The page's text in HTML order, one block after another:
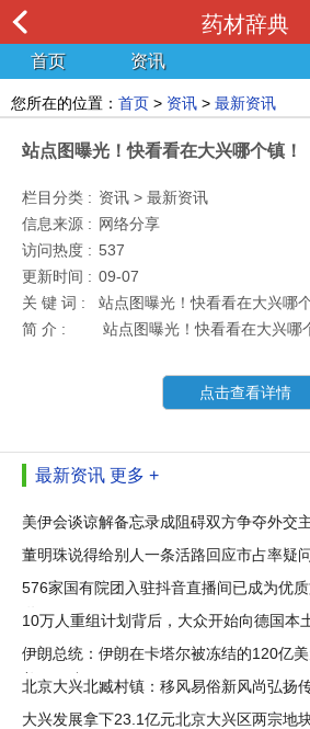
药材辞典
首页 资讯
您所在的位置： 首页 > 资讯 > 最新资讯
站点图曝光！快看看在大兴哪个镇！
栏目分类 : 资讯 > 最新资讯
信息来源 : 网络分享
访问热度 : 537
更新时间 : 09-07
关 键 词 :
站点图曝光！快看看在大兴哪
简 介 :
站点图曝光！快看看在大兴哪
点击查看详情
最新资讯 更多 +
美伊会谈谅解备忘录成阻碍双方争夺外交
董明珠说得给别人一条活路回应市占率疑
576家国有院团入驻抖音直播间已成为优
道
10万人重组计划背后，大众开始向德国本
伊朗总统：伊朗在卡塔尔被冻结的120亿
美元解冻
北京大兴北臧村镇：移风易俗新风尚弘扬传
大兴发展拿下23.1亿元北京大兴区两宗地